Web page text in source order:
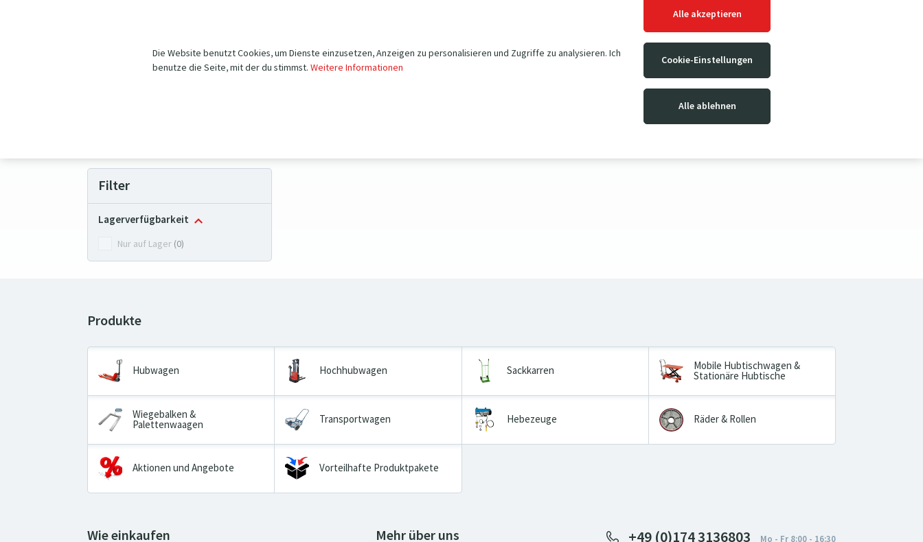
Die Website benutzt Cookies, um Dienste einzusetzen, Anzeigen zu personalisieren und Zugriffe zu analysieren. Ich
benutze die Seite, mit der du stimmst. Weitere Informationen
Alle akzeptieren
Cookie-Einstellungen
Alle ablehnen
Räder & Rollen
Filter
Lagerverfügbarkeit
Nur auf Lager (0)
Hubwagen Hochhubwagen Sackkarren Mobile Hubtischwagen &
Stationäre Hubtische
Wiegebalken &
Palettenwaagen Transportwagen Hebezeuge Räder & Rollen
Aktionen und Angebote Vorteilhafte Produktpakete
Wie einkaufen Mehr über uns +49 (0)174 3136803